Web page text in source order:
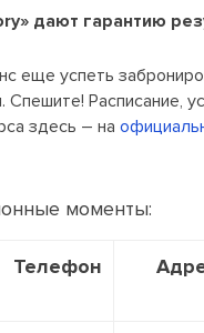
дают гарантию
еще успеть
Спешите! Расписание,
здесь – на
моменты:
Телефон